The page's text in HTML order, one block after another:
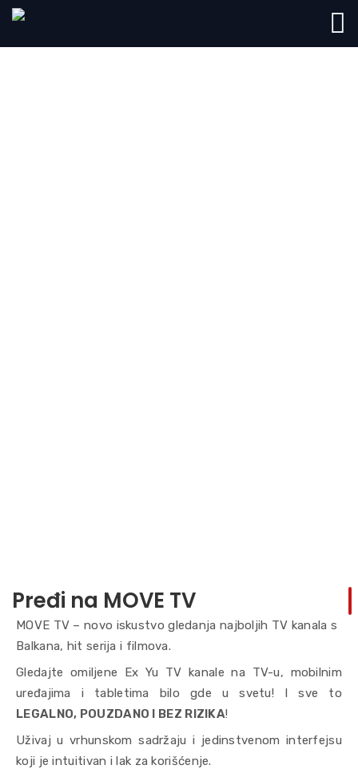
Pređi na MOVE TV
MOVE TV – novo iskustvo gledanja najboljih TV kanala s
Balkana, hit serija i filmova.
Gledajte omiljene Ex Yu TV kanale na TV-u, mobilnim
uređajima i tabletima bilo gde u svetu! I sve to
LEGALNO, POUZDANO I BEZ RIZIKA!
Uživaj u vrhunskom sadržaju i jedinstvenom interfejsu
koji je intuitivan i lak za korišćenje.